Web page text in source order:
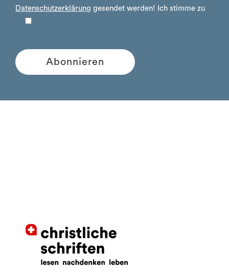
Datenschutzerklärung gesendet werden! Ich stimme zu